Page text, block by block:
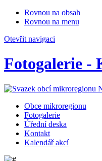
Rovnou na obsah
Rovnou na menu
Otevřit navigaci
Fotogalerie -
Obce mikroregionu
Fotogalerie
Úřední deska
Kontakt
Kalendář akcí